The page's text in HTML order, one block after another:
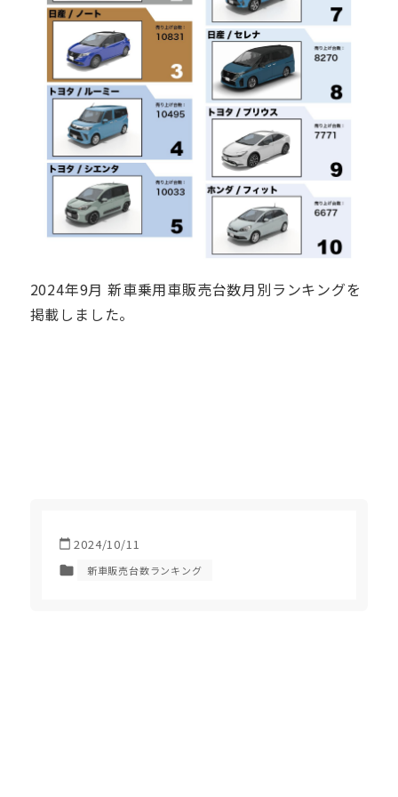
2024年9月 新車乗用車販売台数月別ランキングを
掲載しました。
2024/10/11
新車販売台数ランキング